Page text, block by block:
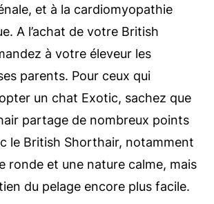
et à la cardiomyopathie
A l’achat de votre British
à votre éleveur les
parents. Pour ceux qui
un chat Exotic, sachez que
partage de nombreux points
le British Shorthair, notamment
ronde et une nature calme, mais
du pelage encore plus facile.